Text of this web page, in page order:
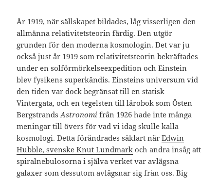
År 1919, när sällskapet bildades, låg visserligen den
allmänna relativitetsteorin färdig. Den utgör
grunden för den moderna kosmologin. Det var ju
också just år 1919 som relativitetsteorin bekräftades
under en solförmörkelseexpedition och Einstein
blev fysikens superkändis. Einsteins universum vid
den tiden var dock begränsat till en statisk
Vintergata, och en tegelsten till lärobok som Östen
BergstrandsAstronomifrån 1926 hade inte många
meningar till övers för vad vi idag skulle kalla
kosmologi. Detta förändrades såklart närEdwin
Hubble, svenske Knut Lundmark och andra insåg att
spiralnebulosorna i själva verket var avlägsna
galaxer som dessutom avlägsnar sig från oss. Big